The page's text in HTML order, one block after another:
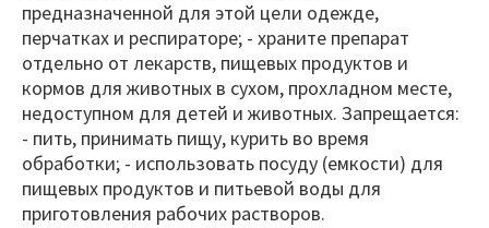
предназначенной для этой цели одежде,
перчатках и респираторе; - храните препарат
отдельно от лекарств, пищевых продуктов и
кормов для животных в сухом, прохладном месте,
недоступном для детей и животных. Запрещается:
- пить, принимать пищу, курить во время
обработки; - использовать посуду (емкости) для
пищевых продуктов и питьевой воды для
приготовления рабочих растворов.